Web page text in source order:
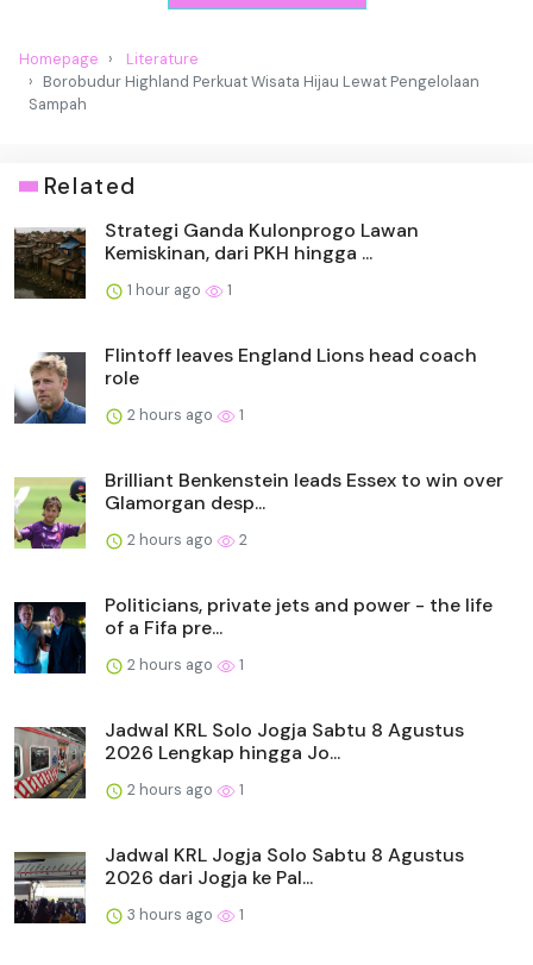
Homepage
Literature
Borobudur Highland Perkuat Wisata Hijau Lewat Pengelolaan
Sampah
Related
Strategi Ganda Kulonprogo Lawan
Kemiskinan, dari PKH hingga ...
1 hour ago 1
Flintoff leaves England Lions head coach
role
2 hours ago 1
Brilliant Benkenstein leads Essex to win over
Glamorgan desp...
2 hours ago 2
Politicians, private jets and power - the life
of a Fifa pre...
2 hours ago 1
Jadwal KRL Solo Jogja Sabtu 8 Agustus
2026 Lengkap hingga Jo...
2 hours ago 1
Jadwal KRL Jogja Solo Sabtu 8 Agustus
2026 dari Jogja ke Pal...
3 hours ago 1